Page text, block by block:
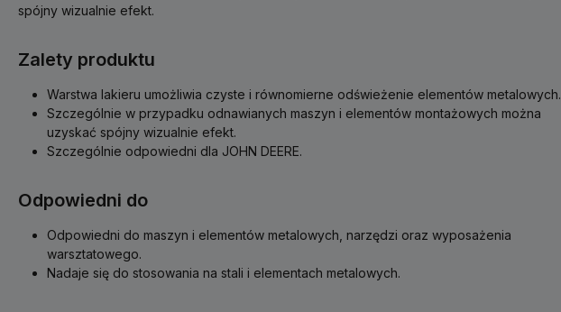
spójny wizualnie efekt.
Zalety produktu
Warstwa lakieru umożliwia czyste i równomierne odświeżenie elementów metalowych.
Szczególnie w przypadku odnawianych maszyn i elementów montażowych można
uzyskać spójny wizualnie efekt.
Szczególnie odpowiedni dla JOHN DEERE.
Odpowiedni do
Odpowiedni do maszyn i elementów metalowych, narzędzi oraz wyposażenia
warsztatowego.
Nadaje się do stosowania na stali i elementach metalowych.